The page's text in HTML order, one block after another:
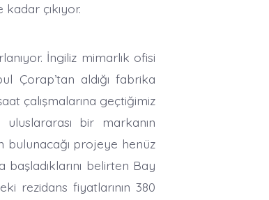
çıkıyor.
İngiliz mimarlık ofisi
Çorap’tan aldığı fabrika
çalışmalarına geçtiğimiz
bir markanın
bulunacağı projeye henüz
başladıklarını belirten Bay
rezidans fiyatlarının 380